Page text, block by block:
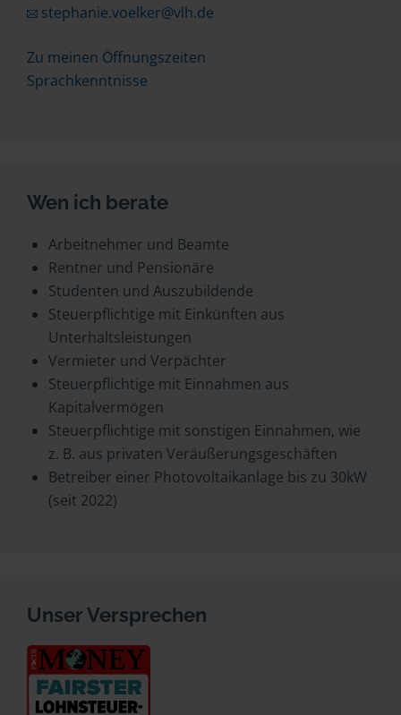
stephanie.voelker@vlh.de
Zu meinen Öffnungszeiten
Sprachkenntnisse
Wen ich berate
Arbeitnehmer und Beamte
Rentner und Pensionäre
Studenten und Auszubildende
Steuerpflichtige mit Einkünften aus
Unterhaltsleistungen
Vermieter und Verpächter
Steuerpflichtige mit Einnahmen aus
Kapitalvermögen
Steuerpflichtige mit sonstigen Einnahmen, wie
z. B. aus privaten Veräußerungsgeschäften
Betreiber einer Photovoltaikanlage bis zu 30kW
(seit 2022)
Unser Versprechen